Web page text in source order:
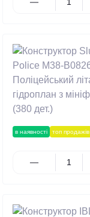
в наявності топ продажів